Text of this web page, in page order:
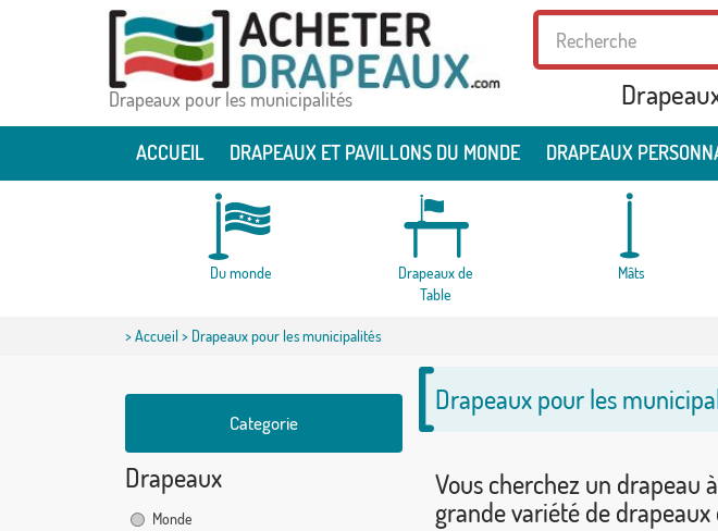
Drapeaux pour les municipalités
ACCUEIL DRAPEAUX ET PAVILLONS DU MONDE DRAPEAUX
Du monde
Drapeaux de
Table
Mâts
>Accueil> Drapeaux pour les municipalités
Categorie
Drapeaux
Monde
Drapeaux pour les
Vous cherchez un drapeau
grande variété de drapeaux